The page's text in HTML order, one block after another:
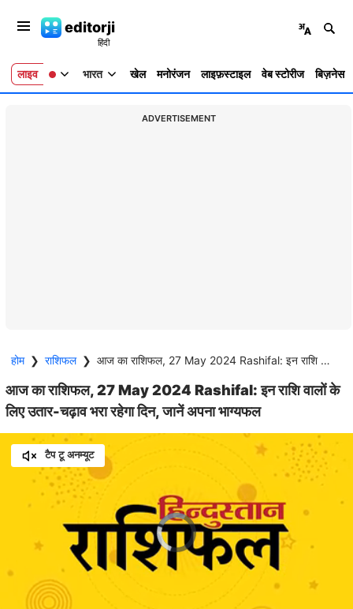
editorji
लाइव भारत खेल मनोरंजन लाइफ़स्टाइल वेब स्टोरीज बिज़नेस
ADVERTISEMENT
होम ❯ राशिफल ❯ आज का राशिफल, 27 May 2024 Rashifal: इन राशि वालों के लिए उतार-चढ़ाव भरा रहेगा दिन, जानें अपना भाग्यफल
आज का राशिफल, 27 May 2024 Rashifal: इन राशि वालों के
लिए उतार-चढ़ाव भरा रहेगा दिन, जानें अपना भाग्यफल
टैप टू अनम्यूट
Video
Player
is
loading.